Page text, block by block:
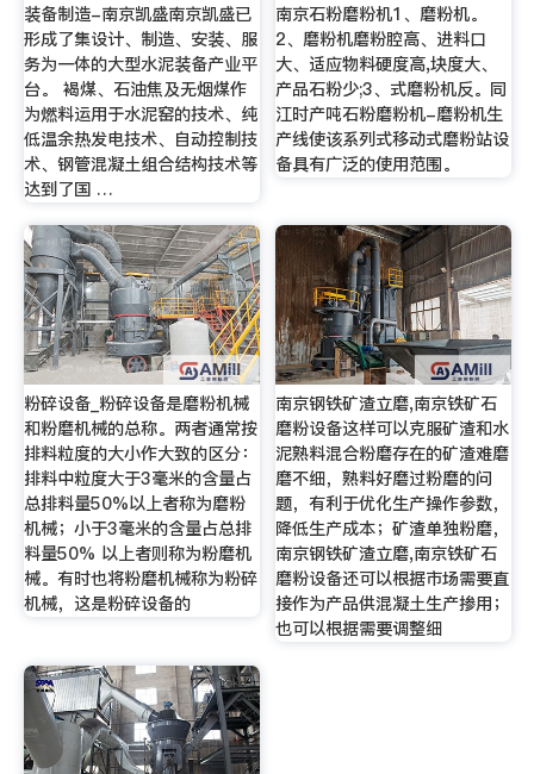
装备制造-南京凯盛南京凯盛已
形成了集设计、制造、安装、服
务为一体的大型水泥装备产业平
台。 褐煤、石油焦及无烟煤作
为燃料运用于水泥窑的技术、纯
低温余热发电技术、自动控制技
术、钢管混凝土组合结构技术等
达到了国 …
南京石粉磨粉机1、磨粉机。
2、磨粉机磨粉腔高、进料口
大、适应物料硬度高,块度大、
产品石粉少;3、式磨粉机反。同
江时产吨石粉磨粉机-磨粉机生
产线使该系列式移动式磨粉站设
备具有广泛的使用范围。
粉碎设备_粉碎设备是磨粉机械
和粉磨机械的总称。两者通常按
排料粒度的大小作大致的区分：
排料中粒度大于3毫米的含量占
总排料量50%以上者称为磨粉
机械；小于3毫米的含量占总排
料量50% 以上者则称为粉磨机
械。有时也将粉磨机械称为粉碎
机械，这是粉碎设备的
南京钢铁矿渣立磨,南京铁矿石
磨粉设备这样可以克服矿渣和水
泥熟料混合粉磨存在的矿渣难磨
磨不细，熟料好磨过粉磨的问
题，有利于优化生产操作参数，
降低生产成本；矿渣单独粉磨，
南京钢铁矿渣立磨,南京铁矿石
磨粉设备还可以根据市场需要直
接作为产品供混凝土生产掺用；
也可以根据需要调整细